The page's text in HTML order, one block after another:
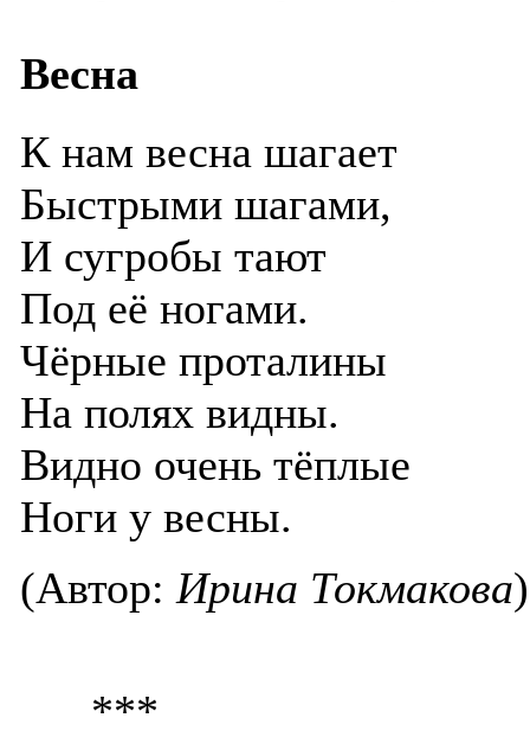
Весна
К нам весна шагает
Быстрыми шагами,
И сугробы тают
Под её ногами.
Чёрные проталины
На полях видны.
Видно очень тёплые
Ноги у весны.
(Автор: Ирина Токмакова)
***